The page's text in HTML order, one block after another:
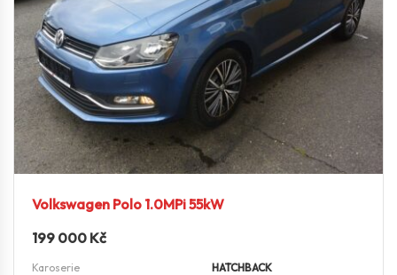
Volkswagen Polo 1.0MPi 55kW
199 000 Kč
Karoserie
HATCHBACK